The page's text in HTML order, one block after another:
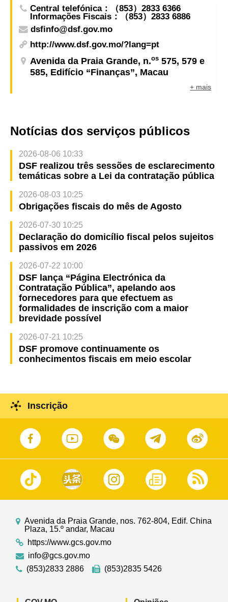
Central telefónica：（853）2833 6366
Informações Fiscais：（853）2833 6886
dsfinfo@dsf.gov.mo
http://www.dsf.gov.mo/?lang=pt
Avenida da Praia Grande, n.os 575, 579 e
585, Edifício “Finanças”, Macau
+ mais
Notícias dos serviços públicos
2026-08-06 10:33
DSF realizou três sessões de esclarecimento
temáticas sobre a Lei da contratação pública
2026-08-03 10:25
Obrigações fiscais do mês de Agosto
2026-07-30 10:25
Declaração do domicílio fiscal pelos sujeitos
passivos em 2026
2026-07-22 10:00
DSF lança “Página Electrónica da
Contratação Pública”, apelando aos
fornecedores para que efectuem as
formalidades de inscrição com a maior
brevidade possível
2026-07-21 10:25
DSF promove continuamente os
conhecimentos fiscais em meio escolar
Inscrição
Avenida da Praia Grande, nos. 762-804, Edif. China
Plaza, 15.º andar, Macau
https://www.gcs.gov.mo
info@gcs.gov.mo
(853)2833 2886
(853)2835 5426